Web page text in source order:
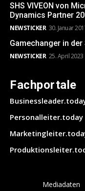
SHS VIVEON von
Dynamics Partner
NEWSTICKER 30. Januar
Gamechanger in der
NEWSTICKER 25. April 2023
Fachportale
Personalleiter.today
Mediadaten